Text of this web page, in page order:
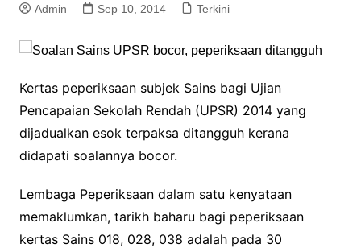
Admin Sep 10, 2014 Terkini
Kertas peperiksaan subjek Sains bagi Ujian
Pencapaian Sekolah Rendah (UPSR) 2014 yang
dijadualkan esok terpaksa ditangguh kerana
didapati soalannya bocor.
Lembaga Peperiksaan dalam satu kenyataan
memaklumkan, tarikh baharu bagi peperiksaan
kertas Sains 018, 028, 038 adalah pada 30